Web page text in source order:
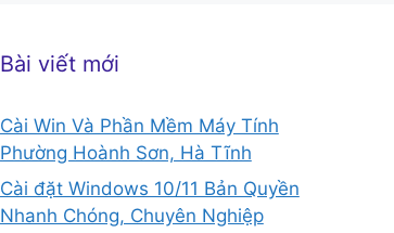
Bài viết mới
Cài Win Và Phần Mềm Máy Tính
Phường Hoành Sơn, Hà Tĩnh
Cài đặt Windows 10/11 Bản Quyền
Nhanh Chóng, Chuyên Nghiệp